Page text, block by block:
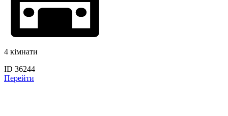
4 кімнати
ID 36244
Перейти